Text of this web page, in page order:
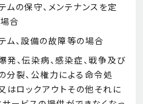
の保守、メンテナンスを定
合
ム、設備の故障等の場合
発、伝染病、感染症、戦争及び
分裂、公権力による命令処
はロックアウトその他それに